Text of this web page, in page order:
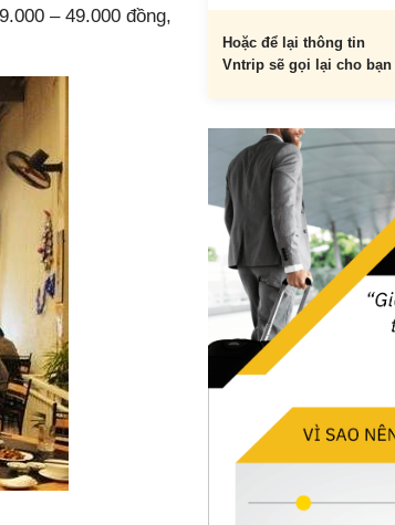
– 49.000 đồng,
Hoặc để lại thông tin
Vntrip sẽ gọi lại cho bạn